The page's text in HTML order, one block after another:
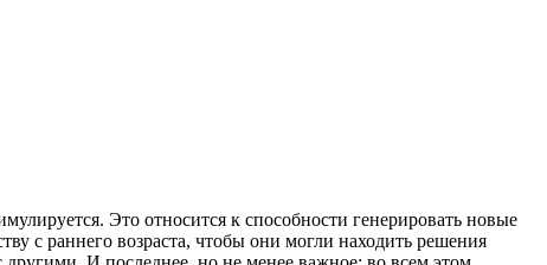
Это относится к способности генерировать новые
с раннего возраста, чтобы они могли находить решения